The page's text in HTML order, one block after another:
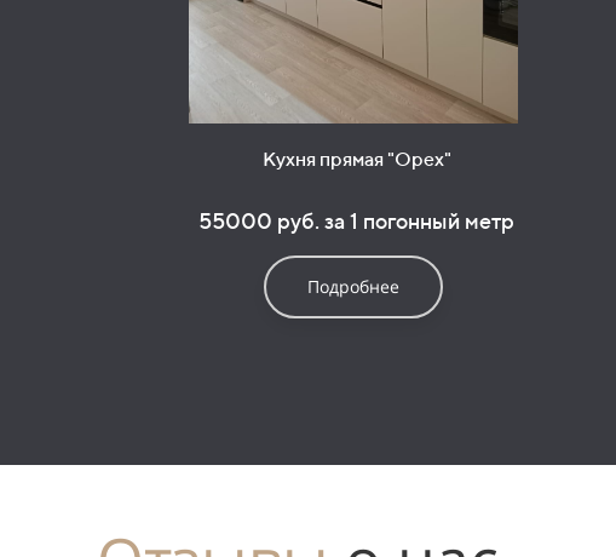
Кухня прямая "Орех"
55000 руб. за 1 погонный метр
Подробнее